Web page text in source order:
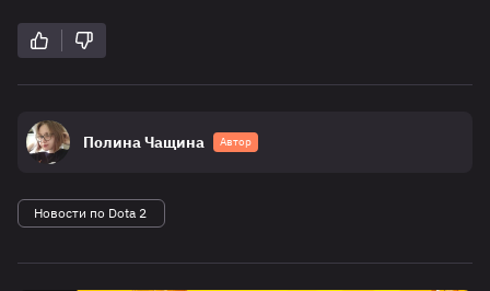
Полина Чащина Автор
Новости по Dota 2